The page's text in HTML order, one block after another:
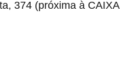
374 (próxima à CAIXA